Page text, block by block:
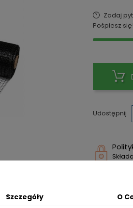
Zadaj
Pośpiesz
Udostępnij
Szczegóły O